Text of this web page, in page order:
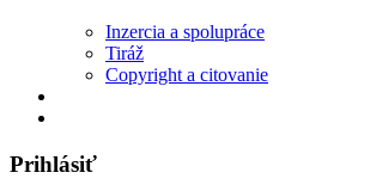
Inzercia a spolupráce
Tiráž
Copyright a citovanie
Prihlásiť